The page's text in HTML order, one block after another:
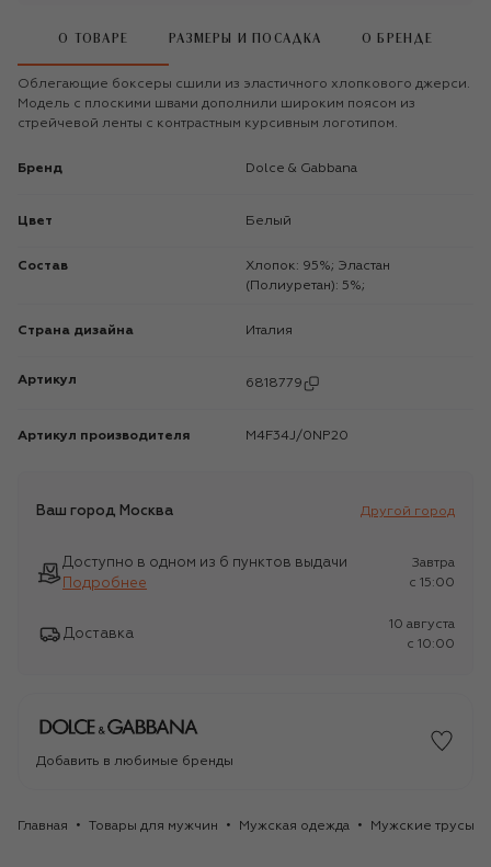
О ТОВАРЕ РАЗМЕРЫ И ПОСАДКА О БРЕНДЕ
Облегающие боксеры сшили из эластичного хлопкового джерси.
Модель с плоскими швами дополнили широким поясом из
стрейчевой ленты с контрастным курсивным логотипом.
Бренд Dolce & Gabbana
Цвет Белый
Состав
Хлопок: 95%; Эластан
(Полиуретан): 5%;
Страна дизайна Италия
Артикул 6818779
Артикул производителя M4F34J/0NP20
Ваш город Москва Другой город
Доступно в одном из 6 пунктов выдачи
Подробнее
Завтра
c 15:00
Доставка
10 августа
c 10:00
Добавить в любимые бренды
Главная Товары для мужчин Мужская одежда Мужские трусы